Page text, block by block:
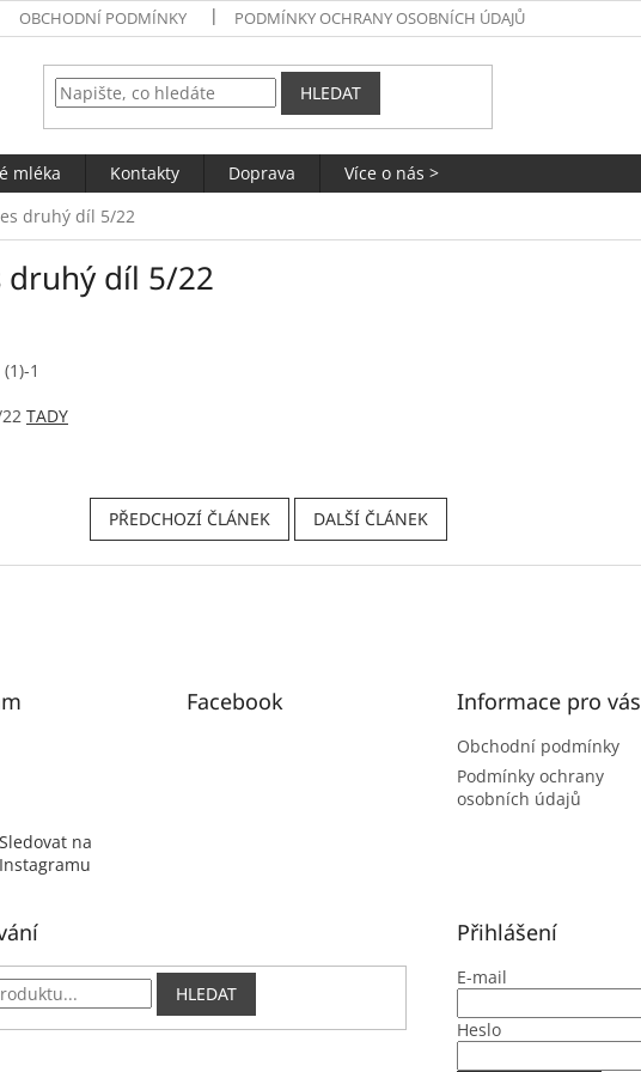
OBCHODNÍ PODMÍNKY PODMÍNKY OCHRANY OSOBNÍCH ÚDAJŮ
HLEDAT
mléka Kontakty Doprava
Více o nás >
druhý díl 5/22
druhý díl 5/22
TADY
PŘEDCHOZÍ ČLÁNEK DALŠÍ ČLÁNEK
Sledovat na
Instagramu
Facebook Informace pro vás
Obchodní podmínky
Podmínky ochrany
osobních údajů
HLEDAT
Přihlášení
E-mail
Heslo